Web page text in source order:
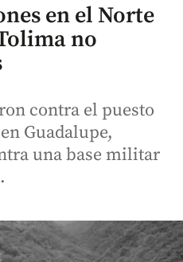
en el Norte
no
contra el puesto
Guadalupe,
una base militar